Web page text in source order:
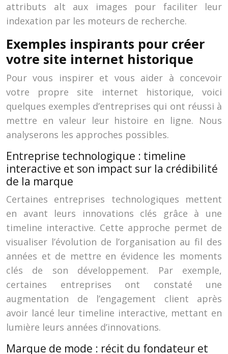
attributs alt aux images pour faciliter leur
indexation par les moteurs de recherche.
Exemples inspirants pour créer
votre site internet historique
Pour vous inspirer et vous aider à concevoir
votre propre site internet historique, voici
quelques exemples d’entreprises qui ont réussi à
mettre en valeur leur histoire en ligne. Nous
analyserons les approches possibles.
Entreprise technologique : timeline
interactive et son impact sur la crédibilité
de la marque
Certaines entreprises technologiques mettent
en avant leurs innovations clés grâce à une
timeline interactive. Cette approche permet de
visualiser l’évolution de l’organisation au fil des
années et de mettre en évidence les moments
clés de son développement. Par exemple,
certaines entreprises ont constaté une
augmentation de l’engagement client après
avoir lancé leur timeline interactive, mettant en
lumière leurs années d’innovations.
Marque de mode : récit du fondateur et